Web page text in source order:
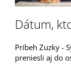
Prihlásenie
Dátum,
Príbeh Zuzky -
preniesli aj do